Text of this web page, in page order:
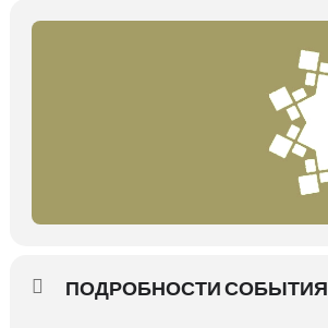
ПОДРОБНОСТИ СОБЫТИЯ